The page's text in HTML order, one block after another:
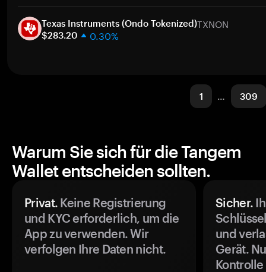
30 Tage
Marktkapitalisierung
Texas Instruments (Ondo Tokenized)TXNON
$283.20 0.30%
1 … 309
Warum Sie sich für die Tangem
Wallet entscheiden sollten.
Privat. Keine Registrierung
und KYC erforderlich, um die
App zu verwenden. Wir
verfolgen Ihre Daten nicht.
Sicher.
und
Gerät.